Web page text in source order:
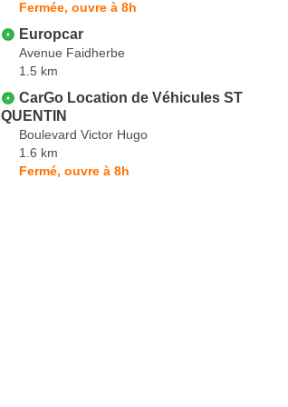
Fermée, ouvre à 8h
Europcar
Avenue Faidherbe
1.5 km
CarGo Location de Véhicules ST
QUENTIN
Boulevard Victor Hugo
1.6 km
Fermé, ouvre à 8h